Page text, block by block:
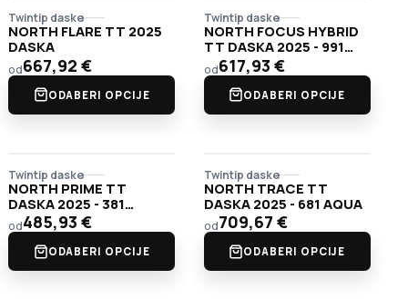
Twintip daske
NORTH FLARE TT 2025
DASKA
od667,92 €
ODABERI OPCIJE
Twintip daske
NORTH FOCUS HYBRID
TT DASKA 2025 - 991
GALAXY
od617,93 €
ODABERI OPCIJE
Twintip daske
NORTH PRIME TT
DASKA 2025 - 381
TANGERINE
od485,93 €
ODABERI OPCIJE
Twintip daske
NORTH TRACE TT
DASKA 2025 - 681 AQUA
od709,67 €
ODABERI OPCIJE